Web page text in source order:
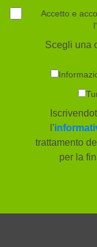
Accetto e
l'
Scegli una
l'
trattamento
per la